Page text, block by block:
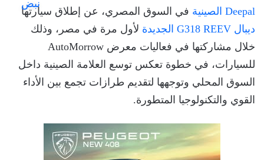
Deepal الصينية
في السوق المصري، عن إطلاق سيارتها
ديبال G318 REEV الجديدة
لأول مرة في مصر، وذلك
خلال مشاركتها في فعاليات معرض AutoMorrow
للسيارات، في خطوة تعكس توسع العلامة الصينية داخل
السوق المحلي وتوجهها لتقديم طرازات تجمع بين الأداء
القوي والتكنولوجيا المتطورة.